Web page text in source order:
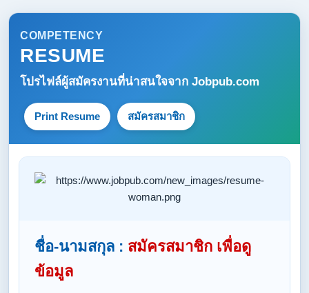
COMPETENCY
RESUME
โปรไฟล์ผู้สมัครงานที่น่าสนใจจาก Jobpub.com
Print Resume สมัครสมาชิก
ชื่อ-นามสกุล : สมัครสมาชิก เพื่อดู
ข้อมูล